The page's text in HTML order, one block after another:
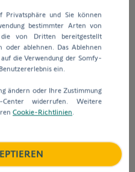
& Service
Fehler auftritt:
einer Keyfob
und Sie können
bestimmter Arten von
von Dritten bereitgestellt
oder ablehnen. Das Ablehnen
die Verwendung der Somfy-
ein.
ändern oder Ihre Zustimmung
Center widerrufen. Weitere
Cookie-Richtlinien